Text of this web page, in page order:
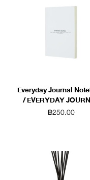
Everyday Journal
/ EVERYDAY
(White)
฿250.00